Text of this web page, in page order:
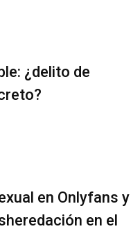
¿delito de
en Onlyfans y
en el